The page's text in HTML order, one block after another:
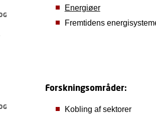
Energiøer
Fremtidens
Forskningsområder:
Kobling af sektorer